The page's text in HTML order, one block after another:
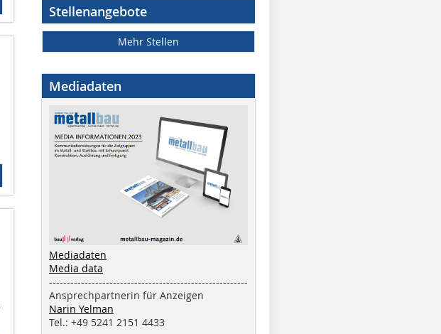
Stellenangebote
Mehr Stellen
Mediadaten
Mediadaten
Media data
--------------------------------------------------------
Ansprechpartnerin für Anzeigen
Narin Yelman
Tel.: +49 5241 2151 4433